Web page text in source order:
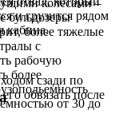
колесами –
бульдозеры
более тяжелые
с
рабочую
более
от 30 до
и грузится рядом
кабина.
сзади по
обвязать после